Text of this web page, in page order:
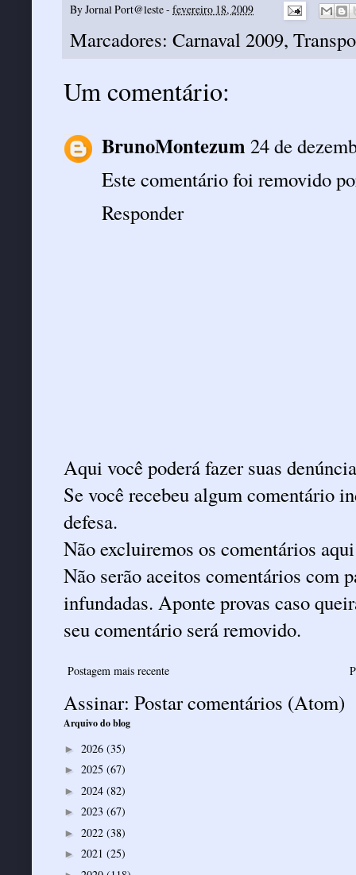
ByJornal Port@leste- fevereiro 18, 2009
Marcadores: Carnaval 2009,
Um comentário:
BrunoMontezum 24 de
Este comentário foi removido
Responder
Aqui você poderá fazer suas
Se você recebeu algum comentário
defesa.
Não excluiremos os comentários
Não serão aceitos comentários com
infundadas. Aponte provas caso
seu comentário será removido.
Postagem mais recente
Assinar: Postar comentários (Atom)
Arquivo do blog
► 2026 (35)
► 2025 (67)
► 2024 (82)
► 2023 (67)
► 2022 (38)
► 2021 (25)